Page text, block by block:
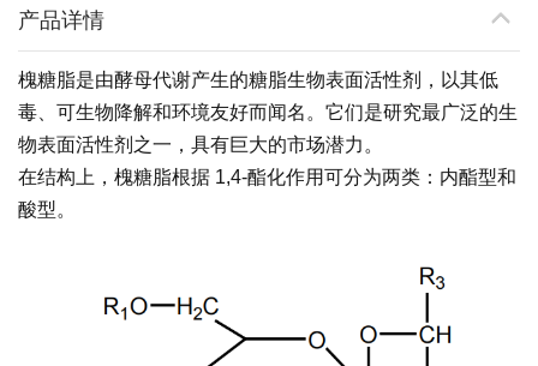
产品详情
槐糖脂是由酵母代谢产生的糖脂生物表面活性剂，以其低
毒、可生物降解和环境友好而闻名。它们是研究最广泛的生
物表面活性剂之一，具有巨大的市场潜力。
在结构上，槐糖脂根据 1,4-酯化作用可分为两类：内酯型和
酸型。